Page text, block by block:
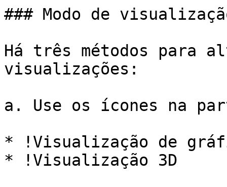
### Modo de
Há três métodos para
visualizações:
a. Use os ícones na
* !Visualização de
* !Visualização 3D